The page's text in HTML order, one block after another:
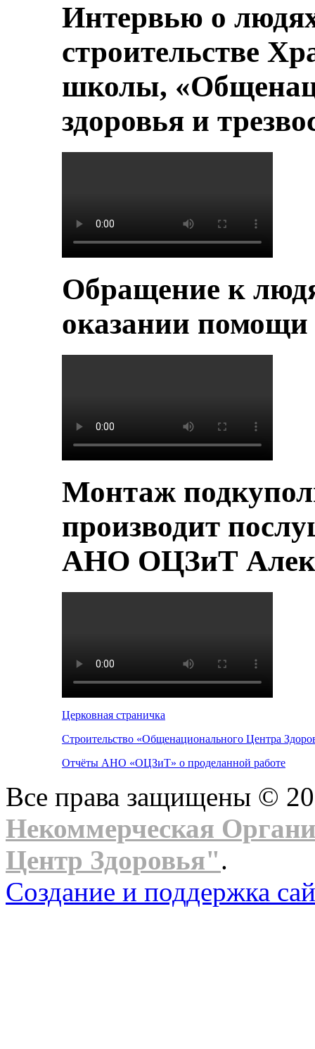
Интервью о
строительстве
школы,
здоровья и
Обращение к
оказании помощи
Монтаж
производит
АНО ОЦЗиТ
Церковная страничка
Строительство «Общенационального Центра
Отчёты АНО «ОЦЗиТ» о проделанной работе
Все права защищены ©
Некоммерческая
Центр Здоровья".
Создание и поддержка